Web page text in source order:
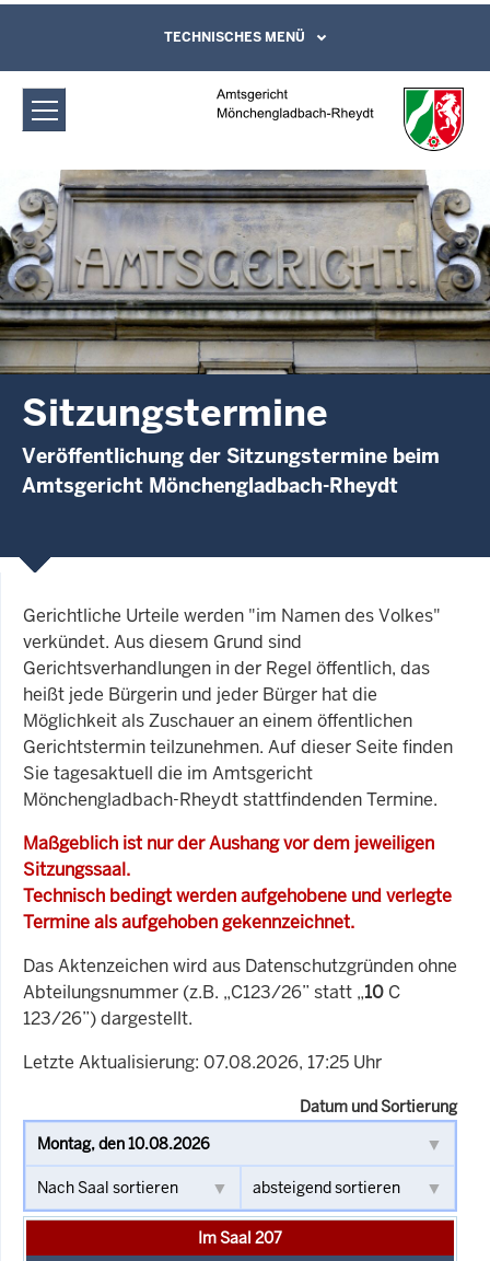
Amtsgericht Mönchengladbach-
Rheydt: Sitzungstermine
Direkt zum Inhalt
Leichte Sprache, Gebärdensprachenvideo
und Kontaktformular
TECHNISCHES MENÜ
Sitzungstermine
Veröffentlichung der Sitzungstermine beim
Amtsgericht Mönchengladbach-Rheydt
Gerichtliche Urteile werden "im Namen des Volkes"
verkündet. Aus diesem Grund sind
Gerichtsverhandlungen in der Regel öffentlich, das
heißt jede Bürgerin und jeder Bürger hat die
Möglichkeit als Zuschauer an einem öffentlichen
Gerichtstermin teilzunehmen. Auf dieser Seite finden
Sie tagesaktuell die im Amtsgericht
Mönchengladbach-Rheydt stattfindenden Termine.
Maßgeblich ist nur der Aushang vor dem jeweiligen
Sitzungssaal.
Technisch bedingt werden aufgehobene und verlegte
Termine als aufgehoben gekennzeichnet.
Das Aktenzeichen wird aus Datenschutzgründen ohne
Abteilungsnummer (z.B. „C123/26” statt „10 C
123/26”) dargestellt.
Letzte Aktualisierung: 07.08.2026, 17:25 Uhr
Datum und Sortierung
Im Saal 207